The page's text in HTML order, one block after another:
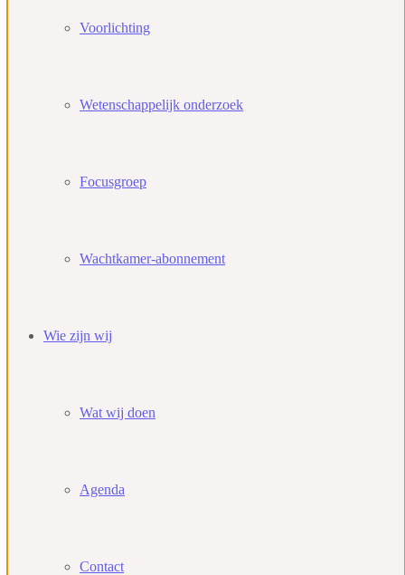
Voorlichting
Wetenschappelijk onderzoek
Focusgroep
Wachtkamer-abonnement
Wie zijn wij
Wat wij doen
Agenda
Contact